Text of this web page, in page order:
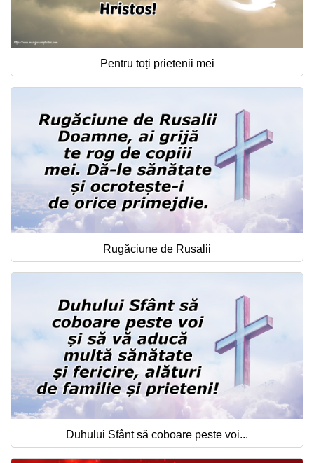
Pentru toți prietenii mei
Rugăciune de Rusalii
Duhului Sfânt să coboare peste voi...